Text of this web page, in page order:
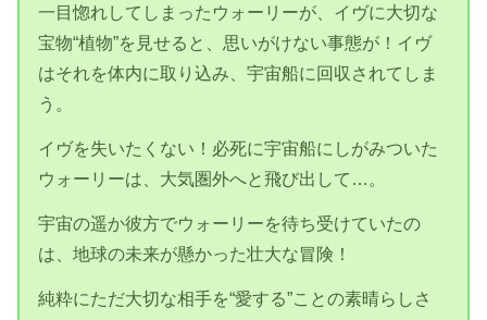
一目惚れしてしまったウォーリーが、イヴに大切な
宝物“植物”を見せると、思いがけない事態が！イヴ
はそれを体内に取り込み、宇宙船に回収されてしま
う。
イヴを失いたくない！必死に宇宙船にしがみついた
ウォーリーは、大気圏外へと飛び出して…。
宇宙の遥か彼方でウォーリーを待ち受けていたの
は、地球の未来が懸かった壮大な冒険！
純粋にただ大切な相手を“愛する”ことの素晴らしさ